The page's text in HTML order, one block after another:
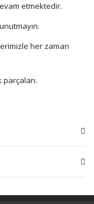
etmektedir.
her zaman